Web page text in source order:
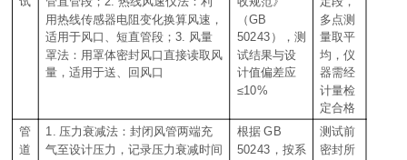
用热线传感器电阻变化换算风速，
适用于风口、短直管段；3. 风量
罩法：用罩体密封风口直接读取风
量，适用于送、回风口
（GB
50243 ），测
试结果与设
计值偏差应
≤10%
多点测
量取平
均，仪
器需经
计量检
定合格
管
道
1. 压力衰减法：封闭风管两端充
气至设计压力，记录压力衰减时间
根据 GB
50243 ，按系
测试前
密封所